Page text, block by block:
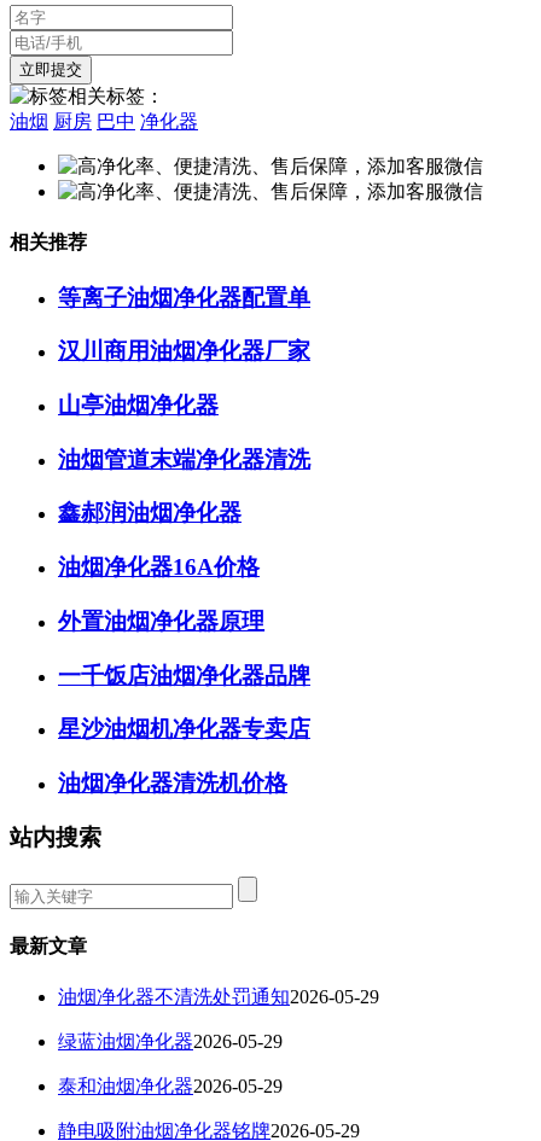
相关标签：
油烟 厨房 巴中 净化器
相关推荐
等离子油烟净化器配置单
汉川商用油烟净化器厂家
山亭油烟净化器
油烟管道末端净化器清洗
鑫郝润油烟净化器
油烟净化器16A价格
外置油烟净化器原理
一千饭店油烟净化器品牌
星沙油烟机净化器专卖店
油烟净化器清洗机价格
站内搜索
最新文章
油烟净化器不清洗处罚通知2026-05-29
绿蓝油烟净化器2026-05-29
泰和油烟净化器2026-05-29
静电吸附油烟净化器铭牌2026-05-29